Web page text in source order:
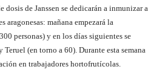
dosis de Janssen se dedicarán a inmunizar a
aragonesas: mañana empezará la
personas) y en los días siguientes se
(en torno a 60). Durante esta semana
en trabajadores hortofrutícolas.